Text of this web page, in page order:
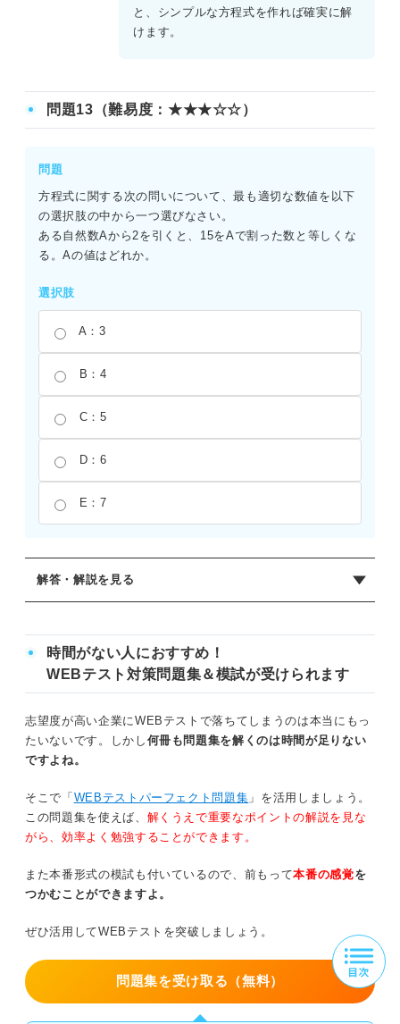
と、シンプルな方程式を作れば確実に解
けます。
問題13（難易度：★★★☆☆）
問題
方程式に関する次の問いについて、最も適切な数値を以下
の選択肢の中から一つ選びなさい。
ある自然数Aから2を引くと、15をAで割った数と等しくな
る。Aの値はどれか。
選択肢
A：3
B：4
C：5
D：6
E：7
解答・解説を見る
A-2＝15/Aという式を立てる。両辺にAをかけて整理する
と、A^2-2A-15＝0となる。因数分解をおこなうと（A+3）
（A-5）＝0となるため、Aは-3あるいは5である。Aは自然
Aがあるときは、まず両辺にAをかけて2次方程式の形に整
えることが正解への近道である。
時間がない人におすすめ！
WEBテスト対策問題集＆模試が受けられます
志望度が高い企業にWEBテストで落ちてしまうのは本当にもっ
たいないです。しかし 何冊も問題集を解くのは時間が足りない
ですよね。
そこで「 WEBテストパーフェクト問題集 」を活用しましょう。
この問題集を使えば、 解くうえで重要なポイントの解説を見な
がら、効率よく勉強することができます。
また本番形式の模試も付いているので、前もって本番の感覚を
つかむことができますよ。
ぜひ活用してWEBテストを突破しましょう。
問題集を受け取る（無料）